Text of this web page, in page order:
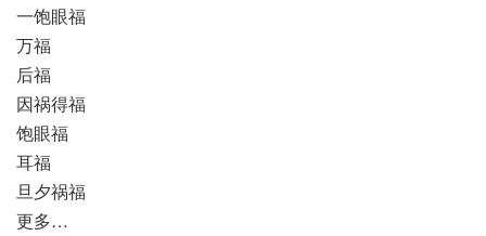
一饱眼福
万福
后福
因祸得福
饱眼福
耳福
旦夕祸福
更多…